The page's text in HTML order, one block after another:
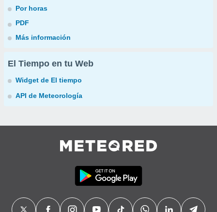
Por horas
PDF
Más información
El Tiempo en tu Web
Widget de El tiempo
API de Meteorología